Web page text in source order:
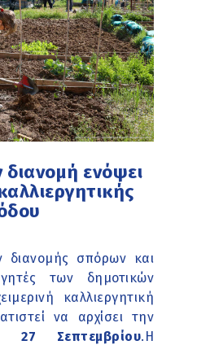
διανομή ενόψει
σπόρων και
των δημοτικών
καλλιεργητική
να αρχίσει την
27 Σεπτεμβρίου.Η